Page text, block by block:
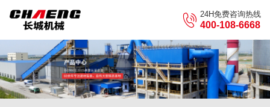
24H免费咨询热线
400-108-6668